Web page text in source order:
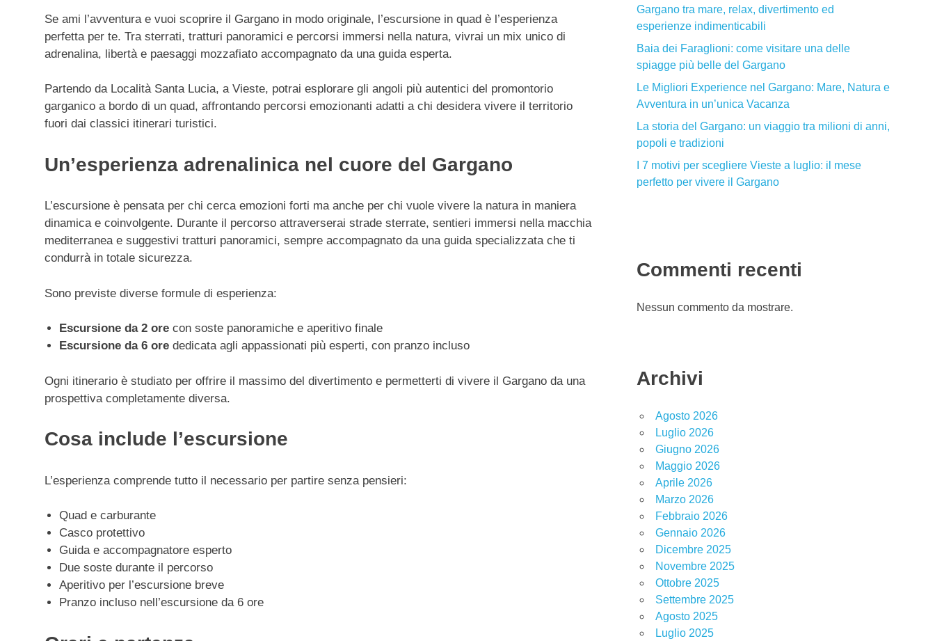
Se ami l’avventura e vuoi scoprire il Gargano in modo originale, l’escursione in quad è l’esperienza
perfetta per te. Tra sterrati, tratturi panoramici e percorsi immersi nella natura, vivrai un mix unico di
adrenalina, libertà e paesaggi mozzafiato accompagnato da una guida esperta.
Partendo da Località Santa Lucia, a Vieste, potrai esplorare gli angoli più autentici del promontorio
garganico a bordo di un quad, affrontando percorsi emozionanti adatti a chi desidera vivere il territorio
fuori dai classici itinerari turistici.
Un’esperienza adrenalinica nel cuore del Gargano
L’escursione è pensata per chi cerca emozioni forti ma anche per chi vuole vivere la natura in maniera
dinamica e coinvolgente. Durante il percorso attraverserai strade sterrate, sentieri immersi nella macchia
mediterranea e suggestivi tratturi panoramici, sempre accompagnato da una guida specializzata che ti
condurrà in totale sicurezza.
Sono previste diverse formule di esperienza:
Escursione da 2 ore con soste panoramiche e aperitivo finale
Escursione da 6 ore dedicata agli appassionati più esperti, con pranzo incluso
Ogni itinerario è studiato per offrire il massimo del divertimento e permetterti di vivere il Gargano da una
prospettiva completamente diversa.
Cosa include l’escursione
L’esperienza comprende tutto il necessario per partire senza pensieri:
Quad e carburante
Casco protettivo
Guida e accompagnatore esperto
Due soste durante il percorso
Aperitivo per l’escursione breve
Pranzo incluso nell’escursione da 6 ore
Gargano tra mare, relax, divertimento ed
esperienze indimenticabili
Baia dei Faraglioni: come visitare una delle
spiagge più belle del Gargano
Le Migliori Experience nel Gargano: Mare, Natura e
Avventura in un’unica Vacanza
La storia del Gargano: un viaggio tra milioni di anni,
popoli e tradizioni
I 7 motivi per scegliere Vieste a luglio: il mese
perfetto per vivere il Gargano
Commenti recenti
Nessun commento da mostrare.
Archivi
Agosto 2026
Luglio 2026
Giugno 2026
Maggio 2026
Aprile 2026
Marzo 2026
Febbraio 2026
Gennaio 2026
Dicembre 2025
Novembre 2025
Ottobre 2025
Settembre 2025
Agosto 2025
Luglio 2025